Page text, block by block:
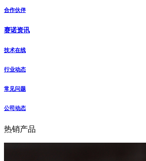
合作伙伴
赛诺资讯
技术在线
行业动态
常见问题
公司动态
热销产品